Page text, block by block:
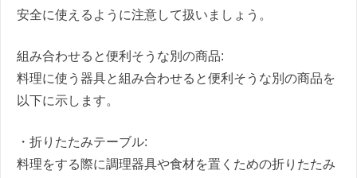
安全に使えるように注意して扱いましょう。
組み合わせると便利そうな別の商品:
料理に使う器具と組み合わせると便利そうな別の商品を
以下に示します。
・折りたたみテーブル:
料理をする際に調理器具や食材を置くための折りたたみ